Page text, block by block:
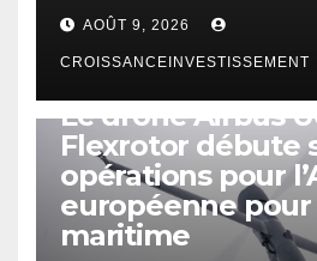
AOÛT 9, 2026
CROISSANCEINVESTISSEMENT
Le drone Airbus
Flexrotor débute
opérations pour
européenne
maritime